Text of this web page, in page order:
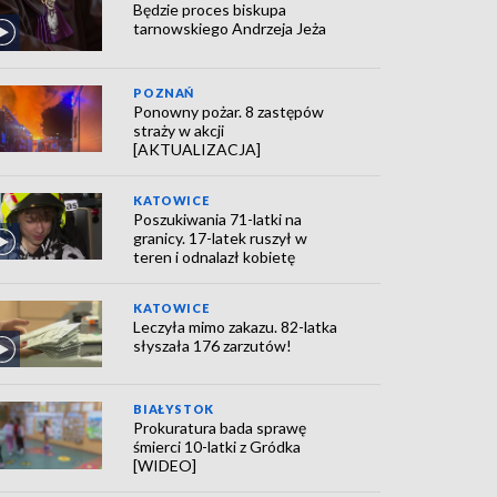
Będzie proces biskupa
tarnowskiego Andrzeja Jeża
POZNAŃ
Ponowny pożar. 8 zastępów
straży w akcji
[AKTUALIZACJA]
KATOWICE
Poszukiwania 71-latki na
granicy. 17-latek ruszył w
teren i odnalazł kobietę
KATOWICE
Leczyła mimo zakazu. 82-latka
słyszała 176 zarzutów!
BIAŁYSTOK
Prokuratura bada sprawę
śmierci 10-latki z Gródka
[WIDEO]